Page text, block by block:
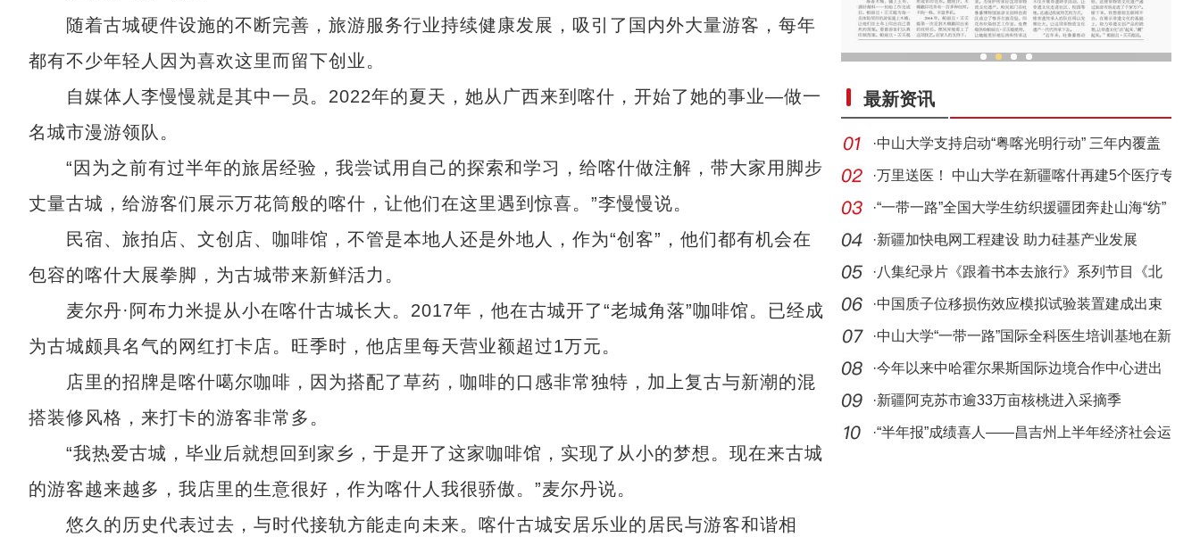
随着古城硬件设施的不断完善，旅游服务行业持续健康发展，吸引了国内外大量游客，每年
都有不少年轻人因为喜欢这里而留下创业。
自媒体人李慢慢就是其中一员。2022年的夏天，她从广西来到喀什，开始了她的事业—做一
名城市漫游领队。
“因为之前有过半年的旅居经验，我尝试用自己的探索和学习，给喀什做注解，带大家用脚步
丈量古城，给游客们展示万花筒般的喀什，让他们在这里遇到惊喜。”李慢慢说。
民宿、旅拍店、文创店、咖啡馆，不管是本地人还是外地人，作为“创客”，他们都有机会在
包容的喀什大展拳脚，为古城带来新鲜活力。
麦尔丹·阿布力米提从小在喀什古城长大。2017年，他在古城开了“老城角落”咖啡馆。已经成
为古城颇具名气的网红打卡店。旺季时，他店里每天营业额超过1万元。
店里的招牌是喀什噶尔咖啡，因为搭配了草药，咖啡的口感非常独特，加上复古与新潮的混
搭装修风格，来打卡的游客非常多。
“我热爱古城，毕业后就想回到家乡，于是开了这家咖啡馆，实现了从小的梦想。现在来古城
的游客越来越多，我店里的生意很好，作为喀什人我很骄傲。”麦尔丹说。
悠久的历史代表过去，与时代接轨方能走向未来。喀什古城安居乐业的居民与游客和谐相
最新资讯
·中山大学支持启动“粤喀光明行动” 三年内覆盖
喀什
·万里送医！ 中山大学在新疆喀什再建5个医疗专
家工
·“一带一路”全国大学生纺织援疆团奔赴山海“纺”
·新疆加快电网工程建设 助力硅基产业发展
·八集纪录片《跟着书本去旅行》系列节目《北
庭故事
·中国质子位移损伤效应模拟试验装置建成出束
·中山大学“一带一路”国际全科医生培训基地在新
疆
·今年以来中哈霍尔果斯国际边境合作中心进出
逾200万
·新疆阿克苏市逾33万亩核桃进入采摘季
·“半年报”成绩喜人——昌吉州上半年经济社会运